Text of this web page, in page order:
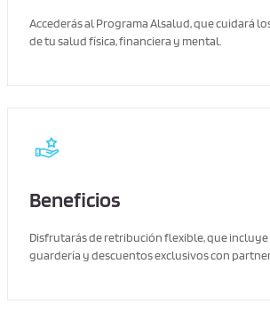
Accederás al Programa Alsalud, que cuidará
de tu salud física, financiera y mental.
Beneficios
Disfrutarás de retribución flexible, que incluye
guardería y descuentos exclusivos con